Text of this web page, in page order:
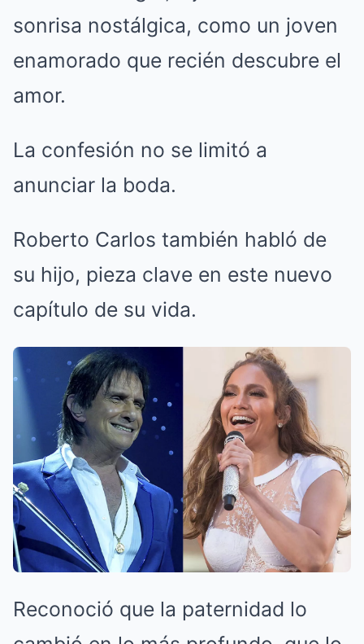
sonrisa nostálgica, como un joven
enamorado que recién descubre el
amor.
La confesión no se limitó a
anunciar la boda.
Roberto Carlos también habló de
su hijo, pieza clave en este nuevo
capítulo de su vida.
Reconoció que la paternidad lo